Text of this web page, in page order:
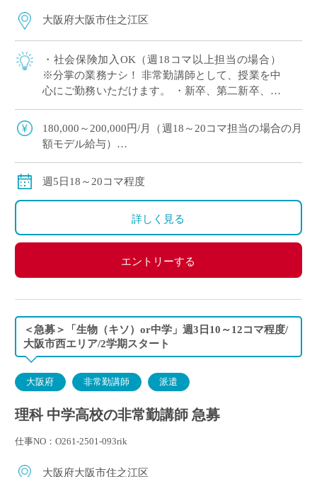
大阪府大阪市住之江区
・社会保険加入OK（週18コマ以上担当の場合）
※分掌の業務ナシ！ 非常勤講師として、授業を中
心にご勤務いただけます。 ・新卒、第二新卒、ブ
度 担当予定 ・2学期スター […]
180,000～200,000円/月（週18～20コマ担当の場合の月
額モデル給与）
※週18コマ以上担当の場合、社会保険加入
週5日18～20コマ程度
詳しく見る
エントリーする
＜急募＞「生物（キソ）or中学」週3日10～12コマ程度/
大阪市西エリア/2学期スタート
大阪府 非常勤講師 派遣
理科 中学高校の非常勤講師 急募
仕事NO：O261-2501-093rik
大阪府大阪市住之江区